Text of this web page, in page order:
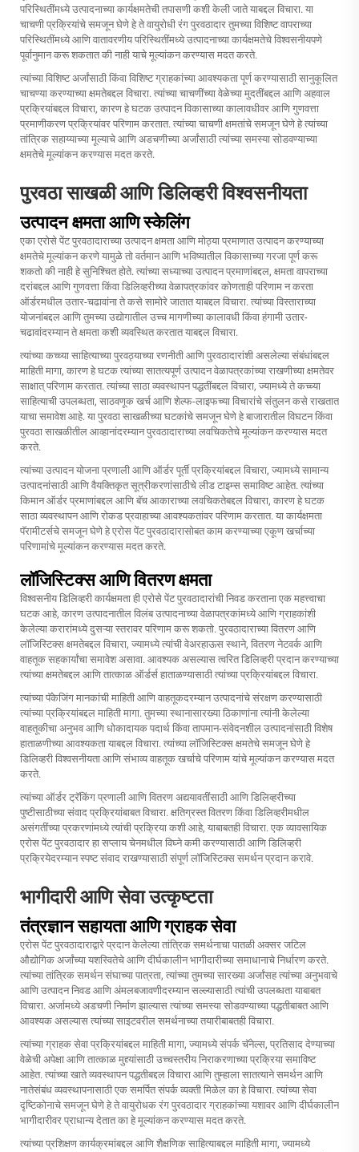
परिस्थितींमध्ये उत्पादनाच्या कार्यक्षमतेची तपासणी कशी केली जाते याबद्दल विचारा. या
चाचणी प्रक्रियांचे समजून घेणे हे ते वायुरोधी रंग पुरवठादार तुमच्या विशिष्ट वापराच्या
परिस्थितींमध्ये आणि वातावरणीय परिस्थितींमध्ये उत्पादनाच्या कार्यक्षमतेचे विश्वसनीयपणे
पूर्वानुमान करू शकतात की नाही याचे मूल्यांकन करण्यास मदत करते.
त्यांच्या विशिष्ट अर्जांसाठी किंवा विशिष्ट ग्राहकांच्या आवश्यकता पूर्ण करण्यासाठी सानुकूलित
चाचण्या करण्याच्या क्षमतेबद्दल विचारा. त्यांच्या चाचणींच्या वेळेच्या मुदतींबद्दल आणि अहवाल
प्रक्रियांबद्दल विचारा, कारण हे घटक उत्पादन विकासाच्या कालावधीवर आणि गुणवत्ता
प्रमाणीकरण प्रक्रियांवर परिणाम करतात. त्यांच्या चाचणी क्षमतांचे समजून घेणे हे त्यांच्या
तांत्रिक सहाय्याच्या मूल्याचे आणि अडचणीच्या अर्जांसाठी त्यांच्या समस्या सोडवण्याच्या
क्षमतेचे मूल्यांकन करण्यास मदत करते.
पुरवठा साखळी आणि डिलिव्हरी विश्वसनीयता
उत्पादन क्षमता आणि स्केलिंग
एका एरोसे पेंट पुरवठादाराच्या उत्पादन क्षमता आणि मोठ्या प्रमाणात उत्पादन करण्याच्या
क्षमतेचे मूल्यांकन करणे यामुळे तो वर्तमान आणि भविष्यातील विकासाच्या गरजा पूर्ण करू
शकतो की नाही हे सुनिश्चित होते. त्यांच्या सध्याच्या उत्पादन प्रमाणांबद्दल, क्षमता वापराच्या
दरांबद्दल आणि गुणवत्ता किंवा डिलिव्हरीच्या वेळापत्रकांवर कोणताही परिणाम न करता
ऑर्डरमधील उतार-चढावांना ते कसे सामोरे जातात याबद्दल विचारा. त्यांच्या विस्ताराच्या
योजनांबद्दल आणि तुमच्या उद्योगातील उच्च मागणीच्या कालावधी किंवा हंगामी उतार-
चढावांदरम्यान ते क्षमता कशी व्यवस्थित करतात याबद्दल विचारा.
त्यांच्या कच्च्या साहित्याच्या पुरवठ्याच्या रणनीती आणि पुरवठादारांशी असलेल्या संबंधांबद्दल
माहिती मागा, कारण हे घटक त्यांच्या सातत्यपूर्ण उत्पादन वेळापत्रकांच्या राखणीच्या क्षमतेवर
साक्षात् परिणाम करतात. त्यांच्या साठा व्यवस्थापन पद्धतींबद्दल विचारा, ज्यामध्ये ते कच्च्या
साहित्याची उपलब्धता, साठवणूक खर्च आणि शेल्फ-लाइफच्या विचारांचे संतुलन कसे राखतात
याचा समावेश आहे. या पुरवठा साखळीच्या घटकांचे समजून घेणे हे बाजारातील विघटन किंवा
पुरवठा साखळीतील आव्हानांदरम्यान पुरवठादाराच्या लवचिकतेचे मूल्यांकन करण्यास मदत
करते.
त्यांच्या उत्पादन योजना प्रणाली आणि ऑर्डर पूर्ती प्रक्रियांबद्दल विचारा, ज्यामध्ये सामान्य
उत्पादनांसाठी आणि वैयक्तिकृत सूत्रीकरणांसाठीचे लीड टाइम्स समाविष्ट आहेत. त्यांच्या
किमान ऑर्डर प्रमाणांबद्दल आणि बॅच आकाराच्या लवचिकतेबद्दल विचारा, कारण हे घटक
साठा व्यवस्थापन आणि रोकड प्रवाहाच्या आवश्यकतांवर परिणाम करतात. या कार्यक्षमता
पॅरामीटर्सचे समजून घेणे हे एरोस पेंट पुरवठादारासोबत काम करण्याच्या एकूण खर्चाच्या
परिणामांचे मूल्यांकन करण्यास मदत करते.
लॉजिस्टिक्स आणि वितरण क्षमता
विश्वसनीय डिलिव्हरी कार्यक्षमता ही एरोसे पेंट पुरवठादारांची निवड करताना एक महत्त्वाचा
घटक आहे, कारण उत्पादनातील विलंब उत्पादनाच्या वेळापत्रकांमध्ये आणि ग्राहकांशी
केलेल्या करारांमध्ये दुसऱ्या स्तरावर परिणाम करू शकतो. पुरवठादाराच्या वितरण आणि
लॉजिस्टिक्स क्षमतेबद्दल विचारा, ज्यामध्ये त्यांची वेअरहाऊस स्थाने, वितरण नेटवर्क आणि
वाहतूक सहकार्यांचा समावेश असावा. आवश्यक असल्यास त्वरित डिलिव्हरी प्रदान करण्याच्या
त्यांच्या क्षमतेबद्दल आणि तात्काळ ऑर्डर्स हाताळण्यासाठी त्यांच्या प्रक्रियांबद्दल विचारा.
त्यांच्या पॅकेजिंग मानकांची माहिती आणि वाहतूकदरम्यान उत्पादनांचे संरक्षण करण्यासाठी
त्यांच्या प्रक्रियांबद्दल माहिती मागा. तुमच्या स्थानासारख्या ठिकाणांना त्यांनी केलेल्या
वाहतूकीचा अनुभव आणि धोकादायक पदार्थ किंवा तापमान-संवेदनशील उत्पादनांसाठी विशेष
हाताळणीच्या आवश्यकता याबद्दल विचारा. त्यांच्या लॉजिस्टिक्स क्षमतेचे समजून घेणे हे
डिलिव्हरी विश्वसनीयता आणि संभाव्य वाहतूक खर्चाचे परिणाम यांचे मूल्यांकन करण्यास मदत
करते.
त्यांच्या ऑर्डर ट्रॅकिंग प्रणाली आणि वितरण अद्ययावतींसाठी आणि डिलिव्हरीच्या
पुष्टीसाठीच्या संवाद प्रक्रियांबाबत विचारा. क्षतिग्रस्त वितरण किंवा डिलिव्हरीमधील
असंगतींच्या प्रकरणांमध्ये त्यांची प्रक्रिया कशी आहे, याबाबतही विचारा. एक व्यावसायिक
एरोस पेंट पुरवठादार हा सप्लाय चेनमधील विघ्ने कमी करण्यासाठी आणि डिलिव्हरी
प्रक्रियेदरम्यान स्पष्ट संवाद राखण्यासाठी संपूर्ण लॉजिस्टिक्स समर्थन प्रदान करावे.
भागीदारी आणि सेवा उत्कृष्टता
तंत्रज्ञान सहायता आणि ग्राहक सेवा
एरोस पेंट पुरवठादाराद्वारे प्रदान केलेल्या तांत्रिक समर्थनाचा पातळी अक्सर जटिल
औद्योगिक अर्जांच्या यशस्वितेचे आणि दीर्घकालीन भागीदारीच्या समाधानाचे निर्धारण करते.
त्यांच्या तांत्रिक समर्थन संघाच्या पात्रता, त्यांच्या तुमच्या सारख्या अर्जांसह त्यांच्या अनुभवाचे
आणि उत्पादन निवड आणि अंमलबजावणीदरम्यान सल्ल्यासाठी त्यांची उपलब्धता याबाबत
विचारा. अर्जामध्ये अडचणी निर्माण झाल्यास त्यांच्या समस्या सोडवण्याच्या पद्धतीबाबत आणि
आवश्यक असल्यास त्यांच्या साइटवरील समर्थनाच्या तयारीबाबतही विचारा.
त्यांच्या ग्राहक सेवा प्रक्रियांबद्दल माहिती मागा, ज्यामध्ये संपर्क चॅनेल्स, प्रतिसाद देण्याच्या
वेळेची अपेक्षा आणि तात्काळ मुद्द्यांसाठी उच्चस्तरीय निराकरणाच्या प्रक्रिया समाविष्ट
आहेत. त्यांच्या खाते व्यवस्थापन पद्धतीबद्दल विचारा आणि तुम्हाला सातत्याने समर्थन आणि
नातेसंबंध व्यवस्थापनासाठी एक समर्पित संपर्क व्यक्ती मिळेल का हे विचारा. त्यांच्या सेवा
दृष्टिकोनाचे समजून घेणे हे ते वायुरोधक रंग पुरवठादार ग्राहकांच्या यशावर आणि दीर्घकालीन
भागीदारीवर प्राधान्य देतात का हे मूल्यांकन करण्यास मदत करते.
त्यांच्या प्रशिक्षण कार्यक्रमांबद्दल आणि शैक्षणिक साहित्याबद्दल माहिती मागा, ज्यामध्ये